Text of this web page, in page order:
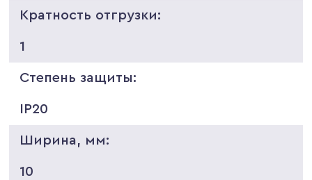
Кратность отгрузки:
1
Степень защиты:
IP20
Ширина, мм:
10